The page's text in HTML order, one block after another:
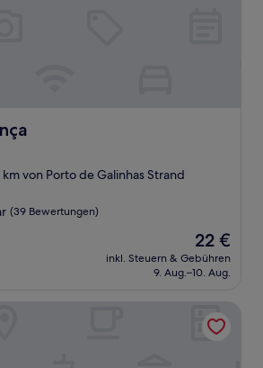
von Porto de Galinhas Strand
(39 Bewertungen)
Der
Preis
beträgt
22 €
inkl. Steuern & Gebühren
9. Aug.–10. Aug.